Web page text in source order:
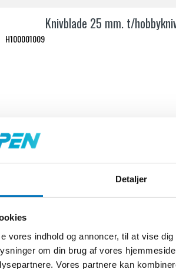
Detaljer
vores indhold og annoncer, til at vise
om din brug af vores
Vores partnere kan
Knivblade 25 mm. t/
H100001009